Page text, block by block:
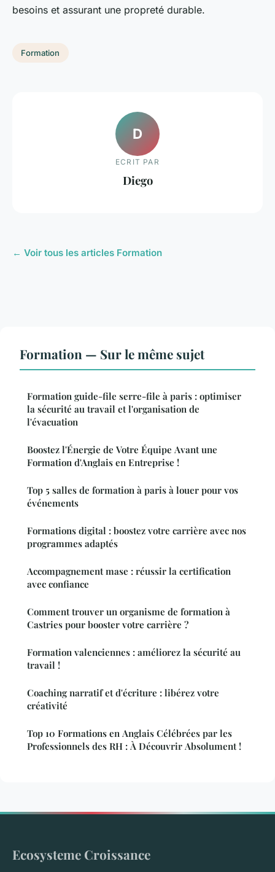
besoins et assurant une propreté durable.
Formation
D
ECRIT PAR
Diego
← Voir tous les articles Formation
Formation — Sur le même sujet
Formation guide-file serre-file à paris : optimiser
la sécurité au travail et l'organisation de
l'évacuation
Boostez l'Énergie de Votre Équipe Avant une
Formation d'Anglais en Entreprise !
Top 5 salles de formation à paris à louer pour vos
événements
Formations digital : boostez votre carrière avec nos
programmes adaptés
Accompagnement mase : réussir la certification
avec confiance
Comment trouver un organisme de formation à
Castries pour booster votre carrière ?
Formation valenciennes : améliorez la sécurité au
travail !
Coaching narratif et d'écriture : libérez votre
créativité
Top 10 Formations en Anglais Célébrées par les
Professionnels des RH : À Découvrir Absolument !
Ecosysteme Croissance